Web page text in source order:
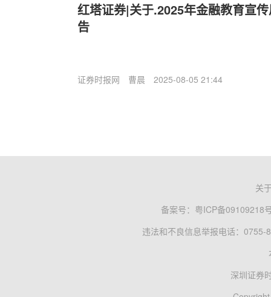
红塔证券|关于.2025年金融教育宣
告
证券时报网 曹晨 2025-08-05 21:44
关
备案号： 粤ICP备09109218
违法和不良信息举报电话：0755-
深圳证券